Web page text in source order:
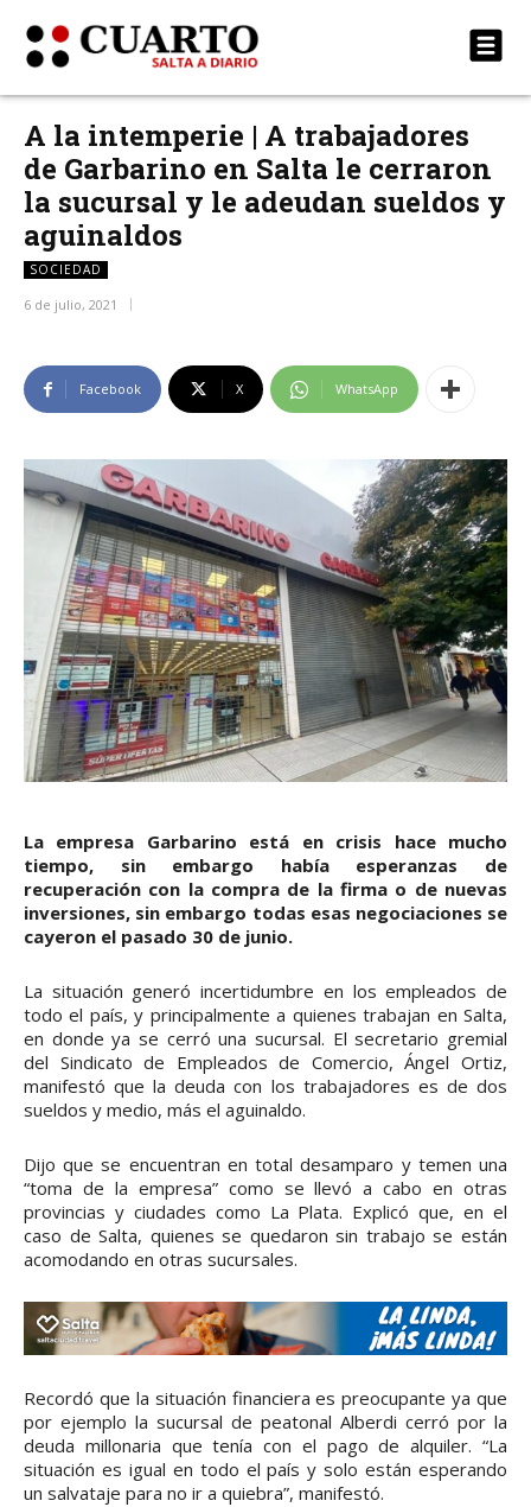
A la intemperie | A trabajadores
de Garbarino en Salta le cerraron
la sucursal y le adeudan sueldos y
aguinaldos
SOCIEDAD
6 de julio, 2021
Facebook X WhatsApp
La empresa Garbarino está en crisis hace mucho
tiempo, sin embargo había esperanzas de
recuperación con la compra de la firma o de nuevas
inversiones, sin embargo todas esas negociaciones se
cayeron el pasado 30 de junio.
La situación generó incertidumbre en los empleados de
todo el país, y principalmente a quienes trabajan en Salta,
en donde ya se cerró una sucursal. El secretario gremial
del Sindicato de Empleados de Comercio, Ángel Ortiz,
manifestó que la deuda con los trabajadores es de dos
sueldos y medio, más el aguinaldo.
Dijo que se encuentran en total desamparo y temen una
“toma de la empresa” como se llevó a cabo en otras
provincias y ciudades como La Plata. Explicó que, en el
caso de Salta, quienes se quedaron sin trabajo se están
acomodando en otras sucursales.
Recordó que la situación financiera es preocupante ya que
por ejemplo la sucursal de peatonal Alberdi cerró por la
deuda millonaria que tenía con el pago de alquiler. “La
situación es igual en todo el país y solo están esperando
un salvataje para no ir a quiebra”, manifestó.